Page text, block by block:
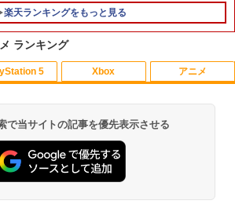
楽天ランキングをもっと見る
U.C.ガンダムBlu-rayライブラリーズ 機
￥3,344
ランキング
コード版
￥5,832
5
日本語専用 Console Language: Japan
ese only (CFI-2200B01)
Xbox
ラー + USB-C® ケーブル
￥8,300
アニメ
第三章 蛇神 (Amazon.co.jp限定オリジ
ナル三方背収納ケース付きコレクション)
(オリジナル特典:オリジナル巾着＋メー
り来たる！スタジオ描き下ろしイラスト
で当サイトの記事を優先表示させる